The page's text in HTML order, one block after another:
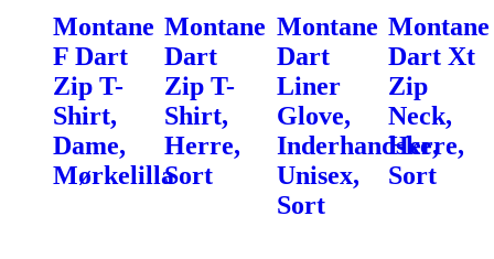
Montane
F Dart
Zip T-
Shirt,
Dame,
Mørkelilla
Montane
Dart
Zip T-
Shirt,
Herre,
Sort
Montane
Dart
Liner
Glove,
Inderhandske,
Unisex,
Sort
Montane
Dart Xt
Zip
Neck,
Herre,
Sort